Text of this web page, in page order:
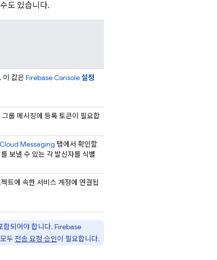
도 있습니다.
이 값은FirebaseConsole설정
룹 메시징에 등록 토큰이 필요합
Cloud Messaging 탭에서 확인할
보낼 수 있는 각 발신자를 식별
트에 속한 서비스 계정에 연결됩
함되어야 합니다. Firebase
두 전송 요청 승인이 필요합니다.